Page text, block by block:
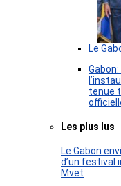
Le
tenue
Les plus lus
Le Gabon
d’un festival
Mvet